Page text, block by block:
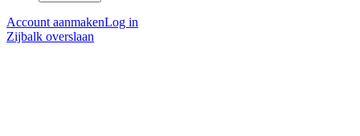
Account aanmakenLog in
Zijbalk overslaan